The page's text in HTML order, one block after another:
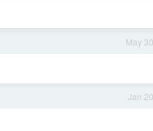
May 30
Jan 20